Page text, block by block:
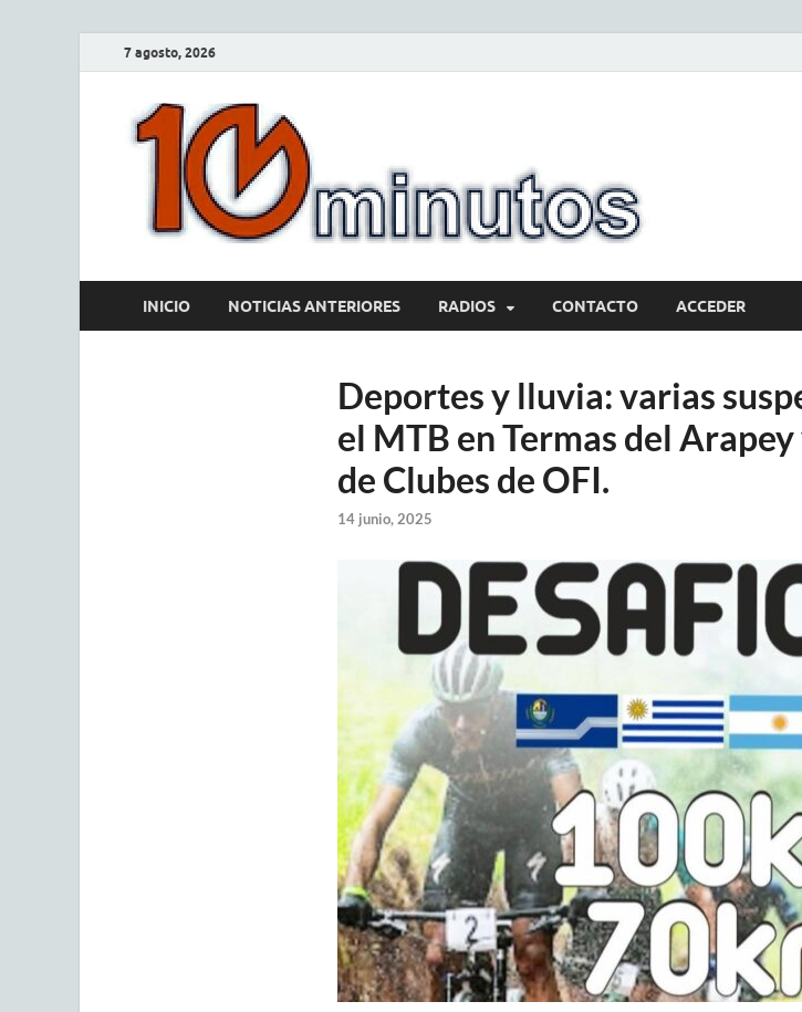
7 agosto, 2026
INICIO NOTICIAS ANTERIORES RADIOS CONTACTO ACCEDER
Deportes y lluvia: varias
el MTB en Termas del
de Clubes de OFI.
14 junio, 2025